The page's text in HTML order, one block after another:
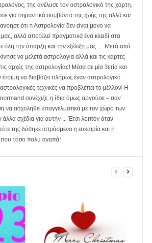
της ανέλυσε τον αστρολογικό της χάρτη.
για σημαντικά συμβάντα της ζωής της αλλά και
ότι η Αστρολογία δεν είναι μόνο να
αλλά αποτελεί πραγματικά ένα κλειδί στα
την ύπαρξη και την εξέλιξη μας .... Μετά από
να μελετά αστρολογία αλλά και τις κάρτες
αρχές της αστρολογίας! Μέσα σε μία 3ετία και
να διαβάζει πλήρως έναν αστρολογικό
τεχνικές να προβλέπει το μέλλον! Η
συνέχιζε, η ίδια όμως αργούσε – σαν
να ασχοληθεί επαγγελματικά με τον χώρο των
σχέδια για αυτήν ... Έτσι λοιπόν όταν
της δόθηκε απρόσμενα η ευκαιρία και η
που τόσο πολύ αγαπά!